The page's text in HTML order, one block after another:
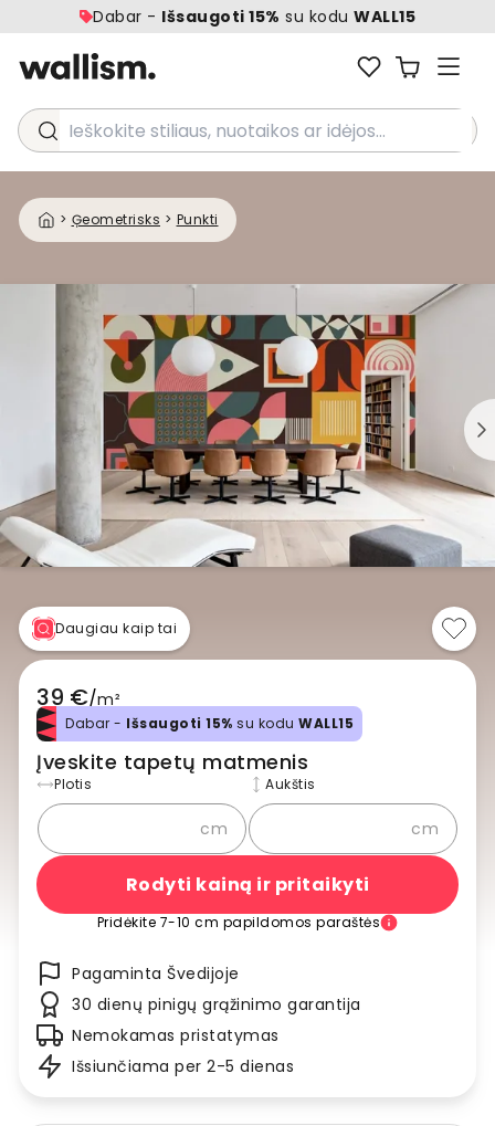
Dabar - Išsaugoti 15% su kodu WALL15
Ieškokite stiliaus, nuotaikos ar idėjos...
> Ģeometrisks > Punkti
Daugiau kaip tai
39 €/m²
Dabar - Išsaugoti 15% su kodu WALL15
Įveskite tapetų matmenis
Plotis
cm
Aukštis
cm
Rodyti kainą ir pritaikyti
Pridėkite 7-10 cm papildomos paraštės
Pagaminta Švedijoje
30 dienų pinigų grąžinimo garantija
Nemokamas pristatymas
Išsiunčiama per 2-5 dienas